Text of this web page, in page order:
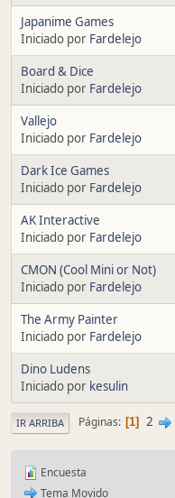
Japanime Games
Iniciado por Fardelejo
Board & Dice
Iniciado por Fardelejo
Vallejo
Iniciado por Fardelejo
Dark Ice Games
Iniciado por Fardelejo
AK Interactive
Iniciado por Fardelejo
CMON (Cool Mini or Not)
Iniciado por Fardelejo
The Army Painter
Iniciado por Fardelejo
Dino Ludens
Iniciado por kesulin
IR ARRIBA Páginas 1 2
Encuesta
Tema Movido